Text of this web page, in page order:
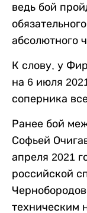
ведь бой
абсолютного
К слову, у
на 6 июля
соперника
Ранее бой
Софьей
апреля 2021
российской
техническим